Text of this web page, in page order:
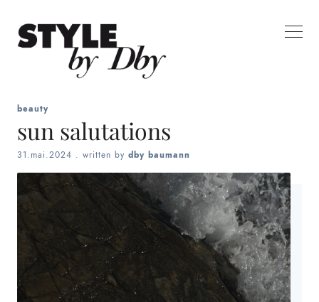
beauty
sun salutations
31.mai.2024 . written by dby baumann